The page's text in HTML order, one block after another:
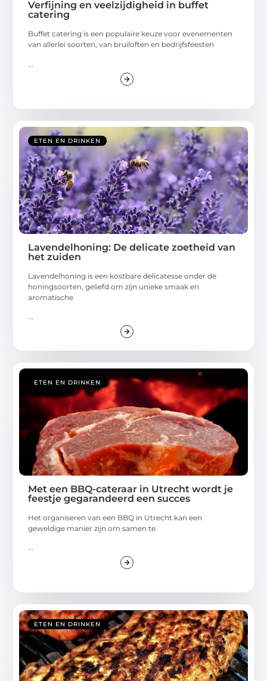
Verfijning en veelzijdigheid in buffet
catering
Buffet catering is een populaire keuze voor evenementen
van allerlei soorten, van bruiloften en bedrijfsfeesten
ETEN EN DRINKEN
Lavendelhoning: De delicate zoetheid van
het zuiden
Lavendelhoning is een kostbare delicatesse onder de
honingsoorten, geliefd om zijn unieke smaak en
aromatische
...
ETEN EN DRINKEN
Met een BBQ-cateraar in Utrecht wordt je
feestje gegarandeerd een succes
Het organiseren van een BBQ in Utrecht kan een
geweldige manier zijn om samen te
...
ETEN EN DRINKEN